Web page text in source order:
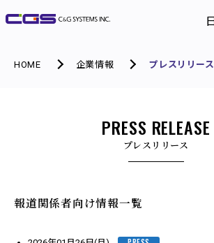
HOME 企業情報 プレスリリース
PRESS RELEASE
プレスリリース
報道関係者向け情報一覧